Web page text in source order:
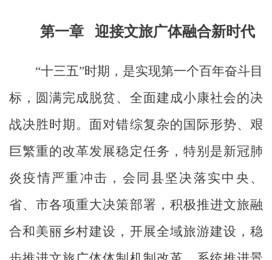
第一章 迎接文旅广体融合新时代
“十三五”时期， 是实现第一个百年奋斗目
标，圆满完成脱贫、全面建成小康社会的决
战决胜时期。面对错综复杂的国际形势、艰
巨繁重的改革发展稳定任务，特别是新冠肺
炎疫情严重冲击，会同县 坚决落实中央、
省、市各项重大决策部署， 积极推进文旅融
合和美丽乡村建设 ，开展全域旅游建设，稳